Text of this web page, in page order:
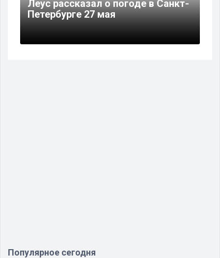
Леус рассказал о погоде в Санкт-
Петербурге 27 мая
Популярное сегодня